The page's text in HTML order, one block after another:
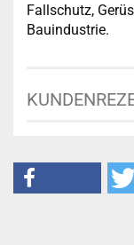
Fallschutz,
Bauindustrie.